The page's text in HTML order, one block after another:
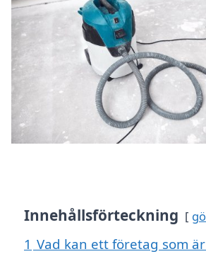
Innehållsförteckning
1 Vad kan ett företag som